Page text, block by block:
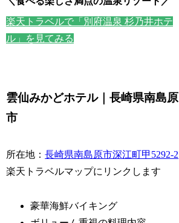
楽天トラベルで「別府温泉 杉乃井ホテ
ル」を見てみる
雲仙みかどホテル｜長崎県南島原
市
所在地：長崎県南島原市深江町甲5292-2
楽天トラベルマップにリンクします
豪華海鮮バイキング